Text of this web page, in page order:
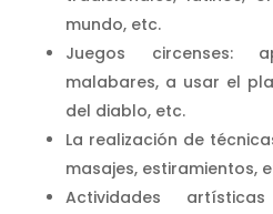
mundo, etc.
Juegos circenses:
malabares, a usar el
del diablo, etc.
La realización de
masajes, estiramientos,
Actividades